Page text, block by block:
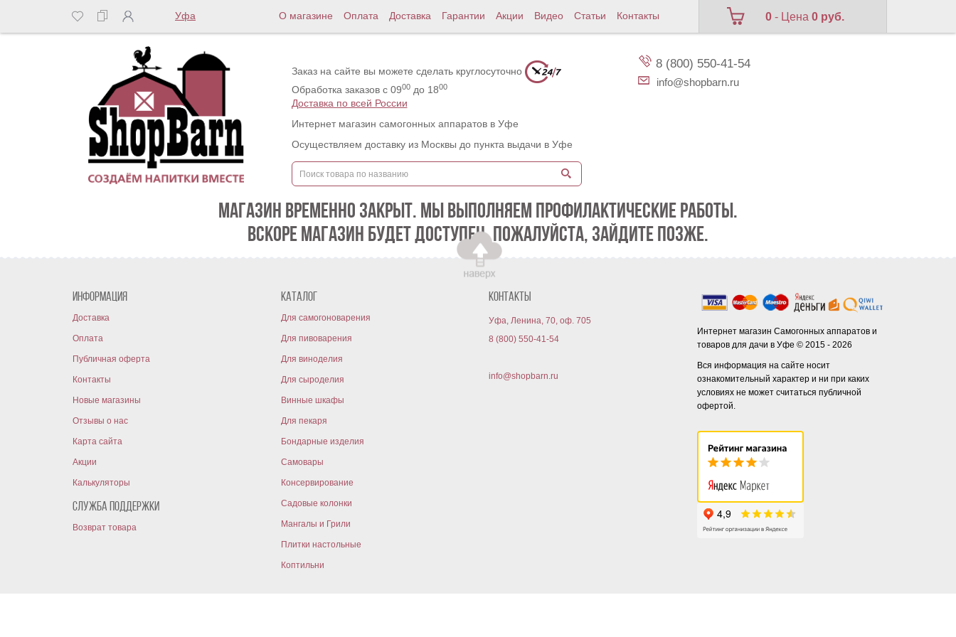
Уфа О магазине Оплата Доставка Гарантии Акции Видео Статьи Контакты 0 - Цена0 руб.
Заказ на сайте вы можете сделать круглосуточно
Обработка заказов с 0900до 1800
Доставка по всей России
Интернет магазин самогонных аппаратов в Уфе
Осуществляем доставку из Москвы до пункта выдачи в Уфе
8 (800) 550-41-54
info@shopbarn.ru
МАГАЗИН ВРЕМЕННО ЗАКРЫТ. МЫ ВЫПОЛНЯЕМ ПРОФИЛАКТИЧЕСКИЕ РАБОТЫ.
ВСКОРЕ МАГАЗИН БУДЕТ ДОСТУПЕН. ПОЖАЛУЙСТА, ЗАЙДИТЕ ПОЗЖЕ.
Информация
Доставка
Оплата
Публичная оферта
Контакты
Новые магазины
Отзывы о нас
Карта сайта
Акции
Калькуляторы
Служба поддержки
Возврат товара
Каталог
Для самогоноварения
Для пивоварения
Для виноделия
Для сыроделия
Винные шкафы
Для пекаря
Бондарные изделия
Самовары
Консервирование
Садовые колонки
Мангалы и Грили
Плитки настольные
Коптильни
Контакты
Уфа, Ленина, 70, оф. 705
8 (800) 550-41-54
info@shopbarn.ru
Интернет магазин Самогонных аппаратов и
товаров для дачи в Уфе © 2015 - 2026
Вся информация на сайте носит
ознакомительный характер и ни при каких
условиях не может считаться публичной
офертой.